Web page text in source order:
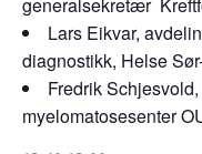
Lars Eikvar,
diagnostikk, Helse
Fredrik
myelomatosesenter